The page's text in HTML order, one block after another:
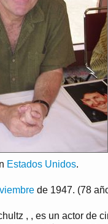
Estados Unidos.
de 1947. (78
, , es un actor de